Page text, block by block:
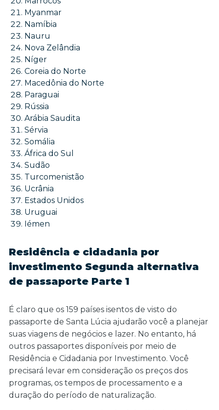
Myanmar
Namíbia
Nauru
Nova Zelândia
Níger
Coreia do Norte
Macedônia do Norte
Paraguai
Rússia
Arábia Saudita
Sérvia
Somália
África do Sul
Sudão
Turcomenistão
Ucrânia
Estados Unidos
Uruguai
Iémen
Residência e cidadania por
investimento Segunda alternativa
de passaporte Parte 1
É claro que os 159 países isentos de visto do
passaporte de Santa Lúcia ajudarão você a planejar
suas viagens de negócios e lazer. No entanto, há
outros passaportes disponíveis por meio de
Residência e Cidadania por Investimento. Você
precisará levar em consideração os preços dos
programas, os tempos de processamento e a
duração do período de naturalização.